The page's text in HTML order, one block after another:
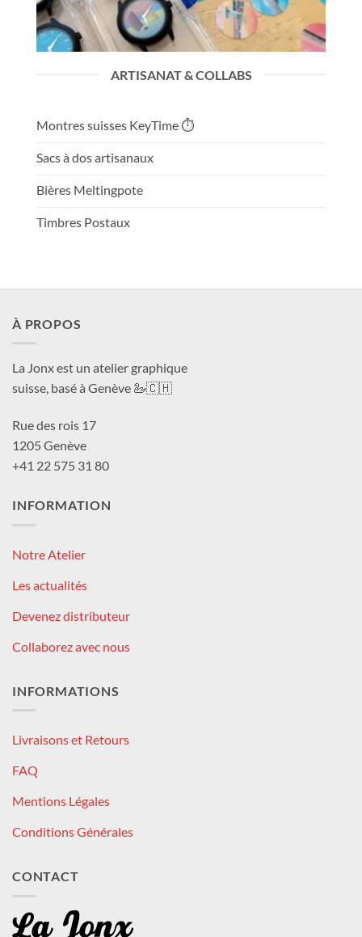
ARTISANAT & COLLABS
Montres suisses KeyTime ⏱️
Sacs à dos artisanaux
Bières Meltingpote
Timbres Postaux
À PROPOS
La Jonx est un atelier graphique
suisse, basé à Genève 🦢🇨🇭
Rue des rois 17
1205 Genève
+41 22 575 31 80
INFORMATION
Notre Atelier
Les actualités
Devenez distributeur
Collaborez avec nous
INFORMATIONS
Livraisons et Retours
FAQ
Mentions Légales
Conditions Générales
CONTACT